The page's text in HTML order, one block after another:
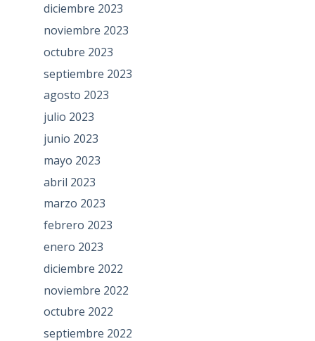
diciembre 2023
noviembre 2023
octubre 2023
septiembre 2023
agosto 2023
julio 2023
junio 2023
mayo 2023
abril 2023
marzo 2023
febrero 2023
enero 2023
diciembre 2022
noviembre 2022
octubre 2022
septiembre 2022